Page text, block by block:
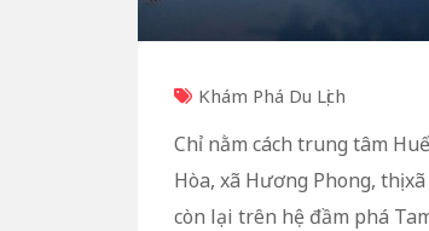
Khám Phá Du Lịch
Chỉ nằm cách trung tâm
Hòa, xã Hương Phong, thị
còn lại trên hệ đầm phá